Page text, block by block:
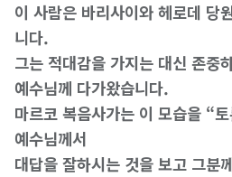
이 사람은 바리사이와 헤로데 당
니다.
그는 적대감을 가지는 대신 존중
예수님께 다가왔습니다.
마르코 복음사가는 이 모습을 “
예수님께서
대답을 잘하시는 것을 보고 그